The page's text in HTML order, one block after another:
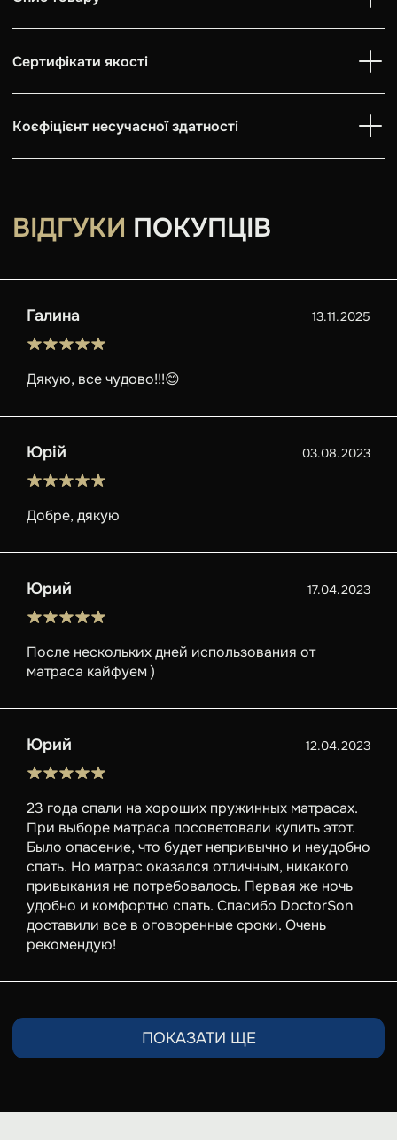
Сертифікати якості
Коєфіцієнт несучасної здатності
ВІДГУКИ ПОКУПЦІВ
Галина 13.11.2025
Дякую, все чудово!!!😊
Юрій 03.08.2023
Добре, дякую
Юрий 17.04.2023
После нескольких дней использования от
матраса кайфуем )
Юрий 12.04.2023
23 года спали на хороших пружинных матрасах.
При выборе матраса посоветовали купить этот.
Было опасение, что будет непривычно и неудобно
спать. Но матрас оказался отличным, никакого
привыкания не потребовалось. Первая же ночь
удобно и комфортно спать. Спасибо DoctorSon
доставили все в оговоренные сроки. Очень
рекомендую!
ПОКАЗАТИ ЩЕ